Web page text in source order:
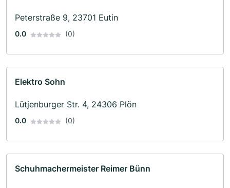
Peterstraße 9, 23701 Eutin
0.0 (0)
Elektro Sohn
Lütjenburger Str. 4, 24306 Plön
0.0 (0)
Schuhmachermeister Reimer Bünn